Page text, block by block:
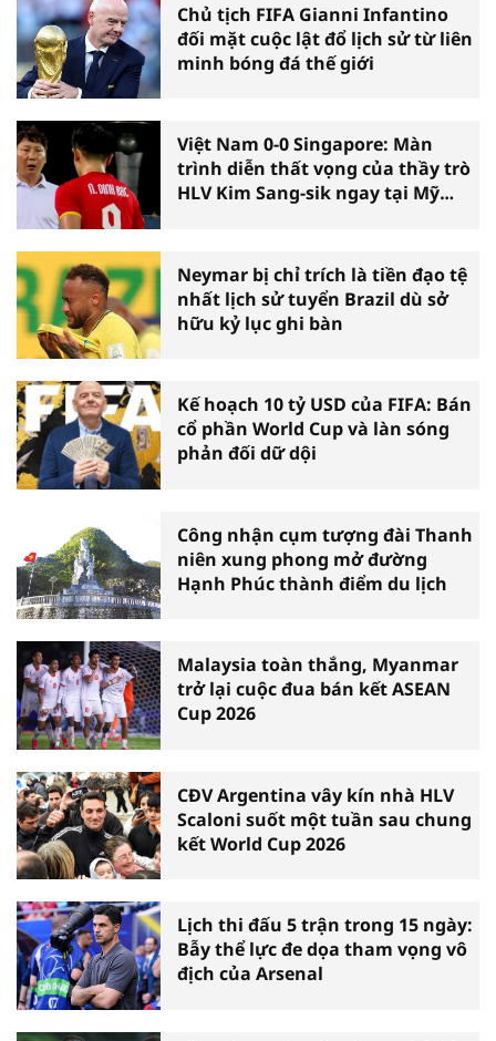
Chủ tịch FIFA Gianni Infantino
đối mặt cuộc lật đổ lịch sử từ liên
minh bóng đá thế giới
Việt Nam 0-0 Singapore: Màn
trình diễn thất vọng của thầy trò
HLV Kim Sang-sik ngay tại Mỹ
Neymar bị chỉ trích là tiền đạo tệ
nhất lịch sử tuyển Brazil dù sở
hữu kỷ lục ghi bàn
Kế hoạch 10 tỷ USD của FIFA: Bán
cổ phần World Cup và làn sóng
phản đối dữ dội
Công nhận cụm tượng đài Thanh
niên xung phong mở đường
Hạnh Phúc thành điểm du lịch
Malaysia toàn thắng, Myanmar
trở lại cuộc đua bán kết ASEAN
Cup 2026
CĐV Argentina vây kín nhà HLV
Scaloni suốt một tuần sau chung
kết World Cup 2026
Lịch thi đấu 5 trận trong 15 ngày:
Bẫy thể lực đe dọa tham vọng vô
địch của Arsenal